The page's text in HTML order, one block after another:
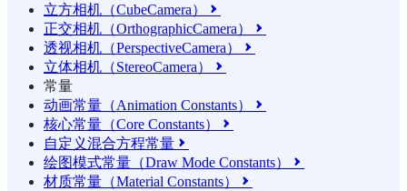
立方相机（CubeCamera） 
正交相机（OrthographicCamera） 
透视相机（PerspectiveCamera） 
立体相机（StereoCamera） 
常量
动画常量（Animation Constants）

核心常量（Core Constants） 
自定义混合方程常量 
绘图模式常量（Draw Mode Constants） 
材质常量（Material Constants） 